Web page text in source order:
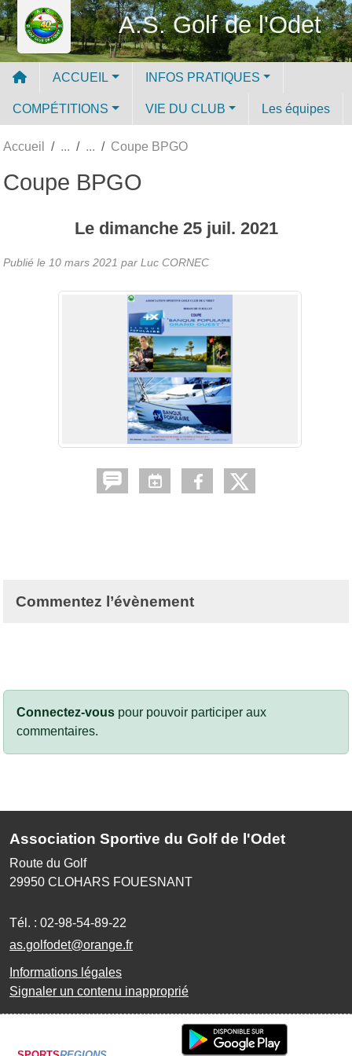
A.S. Golf de l'Odet
ACCUEIL INFOS PRATIQUES
COMPÉTITIONS VIE DU CLUB Les équipes
Accueil Coupe BPGO
Coupe BPGO
Le dimanche 25 juil. 2021
Publié le 10 mars 2021 par Luc CORNEC
Commentez l’évènement
Connectez-vous pour pouvoir participer aux
commentaires.
Association Sportive du Golf de l'Odet
Route du Golf
29950 CLOHARS FOUESNANT
Tél. : 02-98-54-89-22
as.golfodet@orange.fr
Informations légales
Signaler un contenu inapproprié
Panneau de gestion des cookies